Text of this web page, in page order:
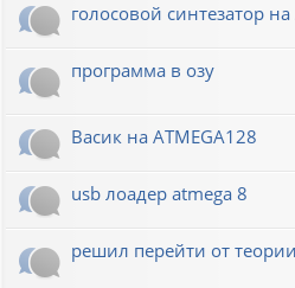
голосовой синтезатор на
программа в озу
Васик на ATMEGA128
usb лоадер atmega 8
решил перейти от